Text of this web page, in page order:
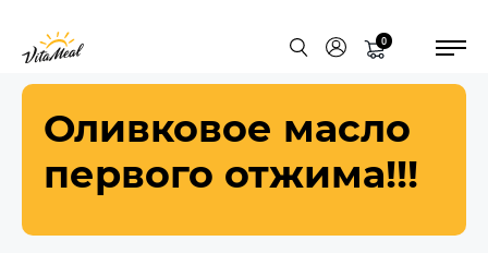
0
Оливковое масло
первого отжима!!!